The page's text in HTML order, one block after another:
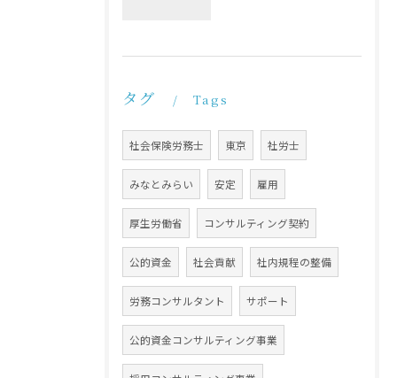
タグ Tags
社会保険労務士 東京 社労士
みなとみらい 安定 雇用
厚生労働省 コンサルティング契約
公的資金 社会貢献 社内規程の整備
労務コンサルタント サポート
公的資金コンサルティング事業